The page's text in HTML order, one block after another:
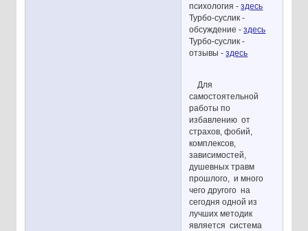
психология -здесь
Турбо-суслик -
обсуждение -здесь
Турбо-суслик -
отзывы -здесь
Для
самостоятельной
работы по
избавлению от
страхов, фобий,
комплексов,
зависимостей,
душевных травм
прошлого, и много
чего другого на
сегодня одной из
лучших методик
является система